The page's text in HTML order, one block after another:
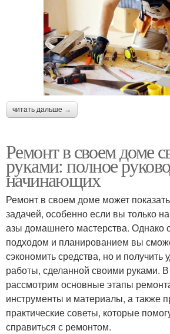
читать дальше →
Ремонт в своем доме
руками: полное
начинающих
Ремонт в своем доме может
задачей, особенно если вы только
азы домашнего мастерства. Однако
подходом и планированием вы
сэкономить средства, но и получить
работы, сделанной своими руками.
рассмотрим основные этапы
инструменты и материалы, а также
практические советы, которые
справиться с ремонтом.